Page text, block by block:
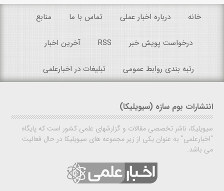
خانه درباره اخبار عملی تماس با ما منابع
درخواست پویش خبر RSS آخرین اخبار
رتبه بندی روابط عمومی تبلیغات در اخبارعلمی
انتشارات بوم سازه (سیویلیکا)
سیویلیکا، ناشر تخصصی مقالات و گزارشهای علمی کشور است که پایگاه
"اخبارعلمی" به عنوان یکی از زیر مجموعه های سیویلیکا در حال فعالیت
می باشد.